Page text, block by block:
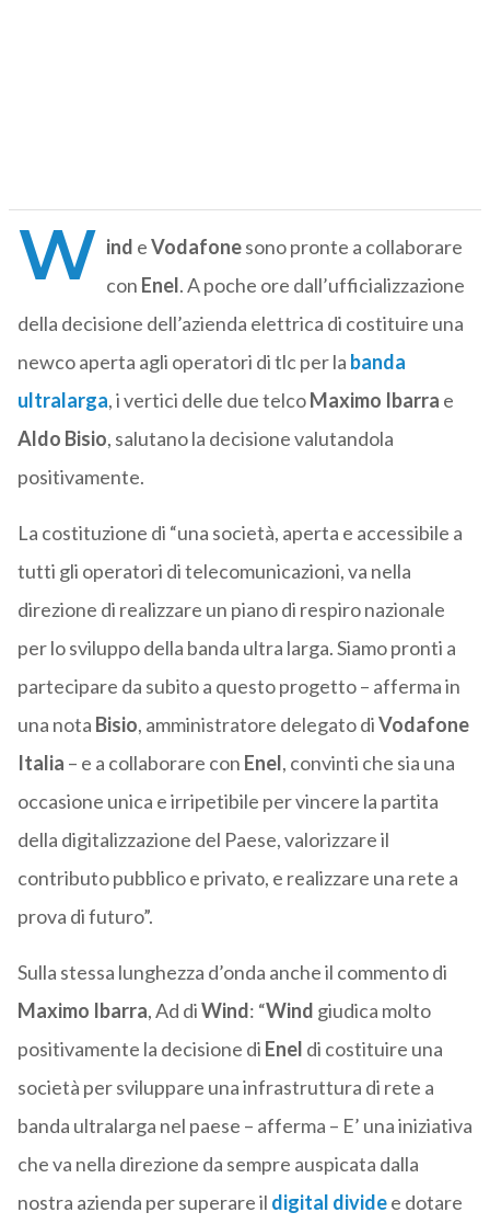
W ind eVodafonesono pronte a collaborare
con Enel. A poche ore dall’ufficializzazione
della decisione dell’azienda elettrica di costituire una
newco aperta agli operatori di tlc per la banda
ultralarga, i vertici delle due telcoMaximo Ibarra e
Aldo Bisio, salutano la decisione valutandola
positivamente.
La costituzione di “una società, aperta e accessibile a
tutti gli operatori di telecomunicazioni, va nella
direzione di realizzare un piano di respiro nazionale
per lo sviluppo della banda ultra larga. Siamo pronti a
partecipare da subito a questo progetto – afferma in
una nota Bisio, amministratore delegato diVodafone
Italia – e a collaborare con Enel, convinti che sia una
occasione unica e irripetibile per vincere la partita
della digitalizzazione del Paese, valorizzare il
contributo pubblico e privato, e realizzare una rete a
prova di futuro”.
Sulla stessa lunghezza d’onda anche il commento di
Maximo Ibarra, Ad diWind: “Wind giudica molto
positivamente la decisione di Enel di costituire una
società per sviluppare una infrastruttura di rete a
banda ultralarga nel paese – afferma – E’ una iniziativa
che va nella direzione da sempre auspicata dalla
nostra azienda per superare il digital dividee dotare